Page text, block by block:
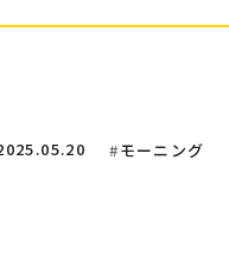
モーニング